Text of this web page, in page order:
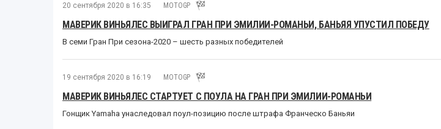
20 сентября 2020 в 16:35 MOTOGP
МАВЕРИК ВИНЬЯЛЕС ВЫИГРАЛ ГРАН ПРИ ЭМИЛИИ-РОМАНЬИ, БАНЬЯЯ УПУСТИЛ ПОБЕДУ
В семи Гран При сезона-2020 – шесть разных победителей
19 сентября 2020 в 16:19 MOTOGP
МАВЕРИК ВИНЬЯЛЕС СТАРТУЕТ С ПОУЛА НА ГРАН ПРИ ЭМИЛИИ-РОМАНЬИ
Гонщик Yamaha унаследовал поул-позицию после штрафа Франческо Баньяи